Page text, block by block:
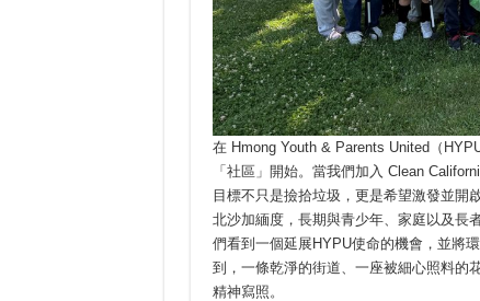
在 Hmong Youth & Parents United（
「社區」開始。當我們加入 Clean
目標不只是撿拾垃圾，更是希望激發並開
北沙加緬度，長期與青少年、家庭以及長
們看到一個延展HYPU使命的機會，並將
到，一條乾淨的街道、一座被細心照料的
精神寫照。